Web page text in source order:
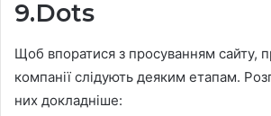
9.Dots
Щоб впоратися з просуванням сайту,
компанії слідують деяким етапам.
них докладніше: